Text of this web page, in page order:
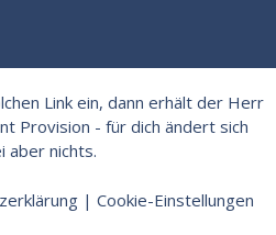
Link ein, dann erhält der Herr
Provision - für dich ändert sich
aber nichts.
| Cookie-Einstellungen